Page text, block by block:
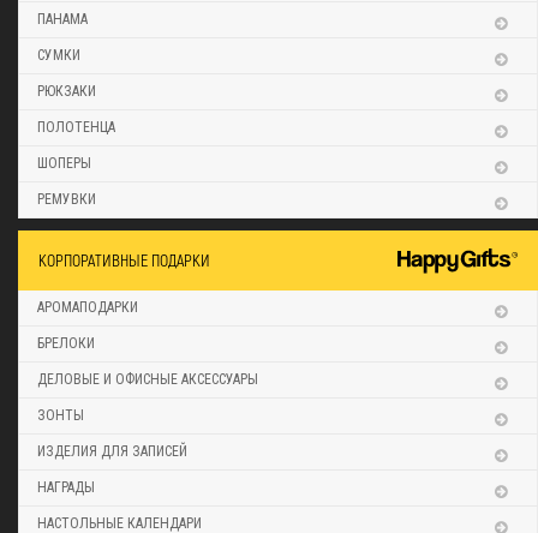
ПАНАМА
СУМКИ
РЮКЗАКИ
ПОЛОТЕНЦА
ШОПЕРЫ
РЕМУВКИ
КОРПОРАТИВНЫЕ ПОДАРКИ
АРОМАПОДАРКИ
БРЕЛОКИ
ДЕЛОВЫЕ И ОФИСНЫЕ АКСЕССУАРЫ
ЗОНТЫ
ИЗДЕЛИЯ ДЛЯ ЗАПИСЕЙ
НАГРАДЫ
НАСТОЛЬНЫЕ КАЛЕНДАРИ